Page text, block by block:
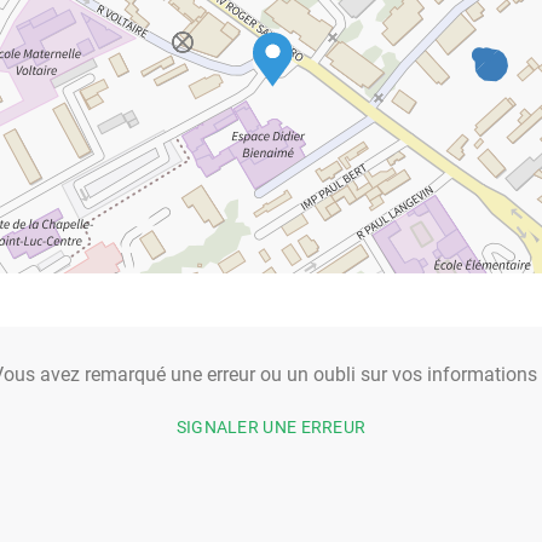
avez remarqué une erreur ou un oubli sur vos informations
SIGNALER UNE ERREUR